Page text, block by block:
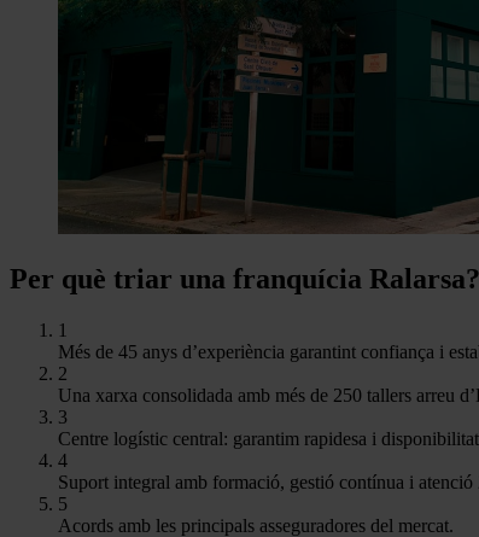
Per què triar una franquícia Ralarsa?
1
Més de 45 anys d’experiència garantint confiança i
2
Una xarxa consolidada amb més de 250 tallers arreu
3
Centre logístic central: garantim rapidesa i
4
Suport integral amb formació, gestió contínua i atenció
5
Acords amb les principals asseguradores del mercat.